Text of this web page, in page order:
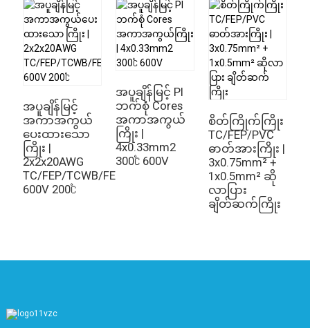
အပူချိန်မြင့်
အကာအကွယ်
ပေးထားသော
ကြိုး |
2x2x20AWG
TC/FEP/TCWB/FEP
600V 200℃
အပူချိန်မြင့် PI
ဘက်စုံ Cores
အကာအကွယ်
ကြိုး |
4x0.33mm2
300℃ 600V
စိတ်ကြိုက်ကြိုး
TC/FEP/PVC
ဓာတ်အားကြိုး |
3x0.75mm² +
1x0.5mm² ဆို
လာပြား
ချိတ်ဆက်ကြိုး